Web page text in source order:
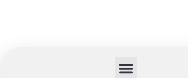
febrero 11, 2026